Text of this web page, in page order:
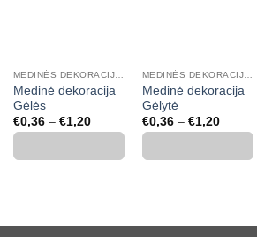
Medinė dekoracija
Gėlės
€0,36 – €1,20Price
range:
through
Medinė dekoracija
Gėlytė
€0,36 – €1,20Price
range:
through